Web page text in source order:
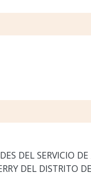
DEL SERVICIO
DEL DISTRITO